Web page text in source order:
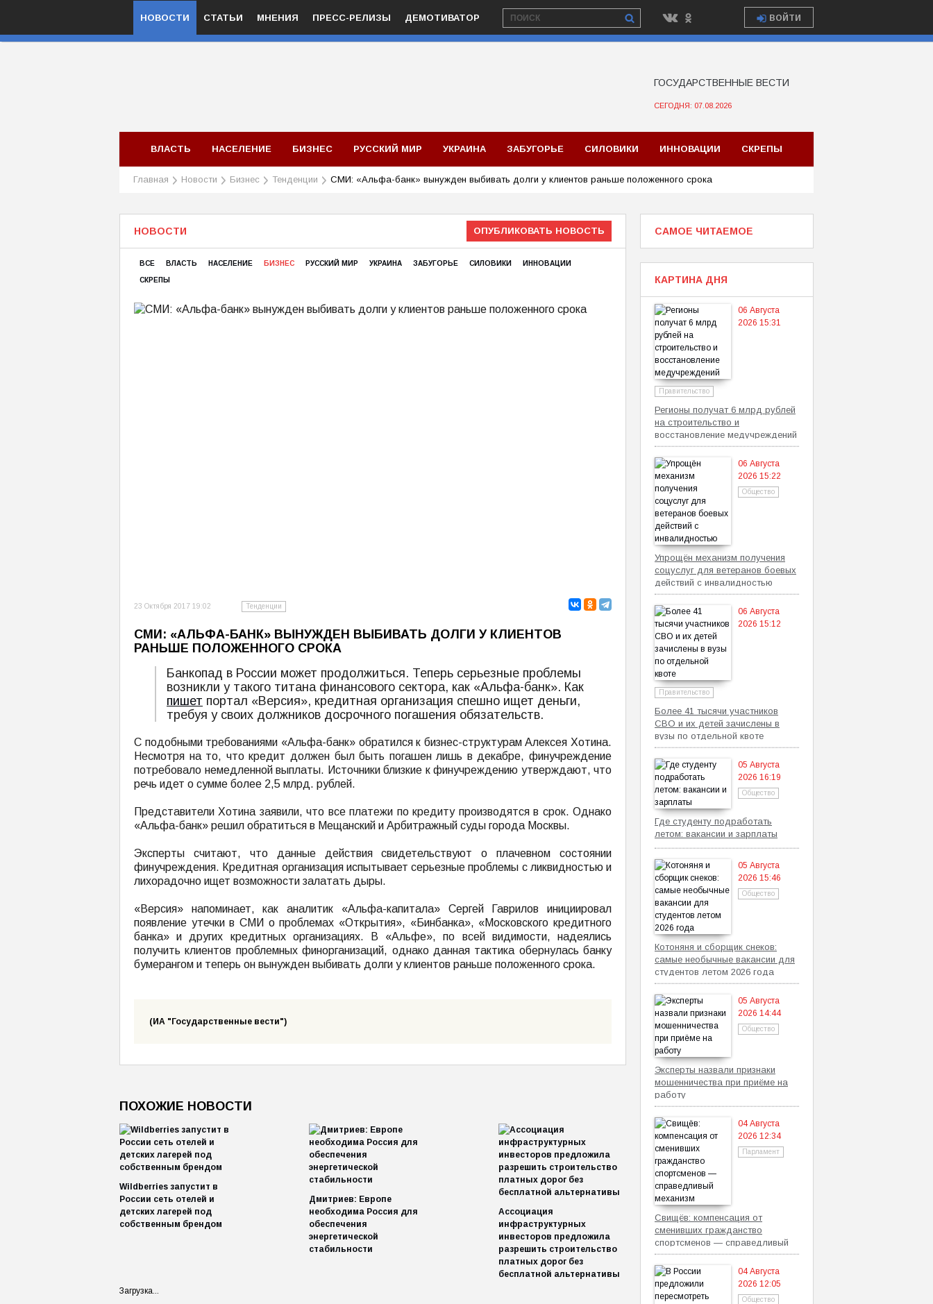
ВОЙТИ
НОВОСТИ СТАТЬИ МНЕНИЯ ПРЕСС-РЕЛИЗЫ ДЕМОТИВАТОР
ГОСУДАРСТВЕННЫЕ ВЕСТИ
СЕГОДНЯ: 07.08.2026
ВЛАСТЬ НАСЕЛЕНИЕ БИЗНЕС РУССКИЙ МИР УКРАИНА ЗАБУГОРЬЕ СИЛОВИКИ ИННОВАЦИИ СКРЕПЫ
Главная Новости Бизнес Тенденции СМИ: «Альфа-банк» вынужден выбивать долги у клиентов раньше положенного срока
ОПУБЛИКОВАТЬ НОВОСТЬ
НОВОСТИ
ВСЕ ВЛАСТЬ НАСЕЛЕНИЕ БИЗНЕС РУССКИЙ МИР УКРАИНА ЗАБУГОРЬЕ СИЛОВИКИ ИННОВАЦИИ
СКРЕПЫ
23 Октября 2017 19:02 Тенденции
СМИ: «АЛЬФА-БАНК» ВЫНУЖДЕН ВЫБИВАТЬ ДОЛГИ У КЛИЕНТОВ
РАНЬШЕ ПОЛОЖЕННОГО СРОКА
Банкопад в России может продолжиться. Теперь серьезные проблемы
возникли у такого титана финансового сектора, как «Альфа-банк». Как
пишет портал «Версия», кредитная организация спешно ищет деньги,
требуя у своих должников досрочного погашения обязательств.
С подобными требованиями «Альфа-банк» обратился к бизнес-структурам Алексея Хотина.
Несмотря на то, что кредит должен был быть погашен лишь в декабре, финучреждение
потребовало немедленной выплаты. Источники близкие к финучреждению утверждают, что
речь идет о сумме более 2,5 млрд. рублей.
Представители Хотина заявили, что все платежи по кредиту производятся в срок. Однако
«Альфа-банк» решил обратиться в Мещанский и Арбитражный суды города Москвы.
Эксперты считают, что данные действия свидетельствуют о плачевном состоянии
финучреждения. Кредитная организация испытывает серьезные проблемы с ликвидностью и
лихорадочно ищет возможности залатать дыры.
«Версия» напоминает, как аналитик «Альфа-капитала» Сергей Гаврилов инициировал
появление утечки в СМИ о проблемах «Открытия», «Бинбанка», «Московского кредитного
банка» и других кредитных организациях. В «Альфе», по всей видимости, надеялись
получить клиентов проблемных финорганизаций, однако данная тактика обернулась банку
бумерангом и теперь он вынужден выбивать долги у клиентов раньше положенного срока.
(ИА "Государственные вести")
ПОХОЖИЕ НОВОСТИ
Wildberries запустит в
России сеть отелей и
детских лагерей под
собственным брендом
Дмитриев: Европе
необходима Россия для
обеспечения
энергетической
стабильности
Ассоциация
инфраструктурных
инвесторов предложила
разрешить строительство
платных дорог без
бесплатной альтернативы
Загрузка...
САМОЕ ЧИТАЕМОЕ
КАРТИНА ДНЯ
06 Августа
2026 15:31
Правительство
Регионы получат 6 млрд рублей
на строительство и
восстановление медучреждений
06 Августа
2026 15:22
Общество
Упрощён механизм получения
соцуслуг для ветеранов боевых
действий с инвалидностью
06 Августа
2026 15:12
Правительство
Более 41 тысячи участников
СВО и их детей зачислены в
вузы по отдельной квоте
05 Августа
2026 16:19
Общество
Где студенту подработать
летом: вакансии и зарплаты
05 Августа
2026 15:46
Общество
Котоняня и сборщик снеков:
самые необычные вакансии для
студентов летом 2026 года
05 Августа
2026 14:44
Общество
Эксперты назвали признаки
мошенничества при приёме на
работу
04 Августа
2026 12:34
Парламент
Свищёв: компенсация от
сменивших гражданство
спортсменов — справедливый
механизм
04 Августа
2026 12:05
Общество